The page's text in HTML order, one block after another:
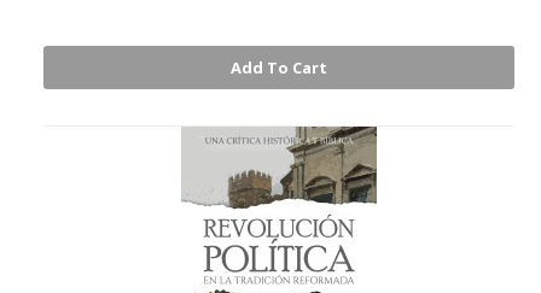
Add To Cart